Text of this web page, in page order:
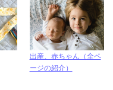
出産、赤ちゃん（全ペ
ージの紹介）